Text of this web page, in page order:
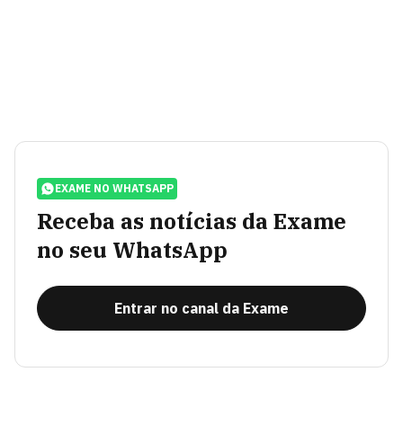
EXAME NO WHATSAPP
Receba as notícias da Exame
no seu WhatsApp
Entrar no canal da Exame